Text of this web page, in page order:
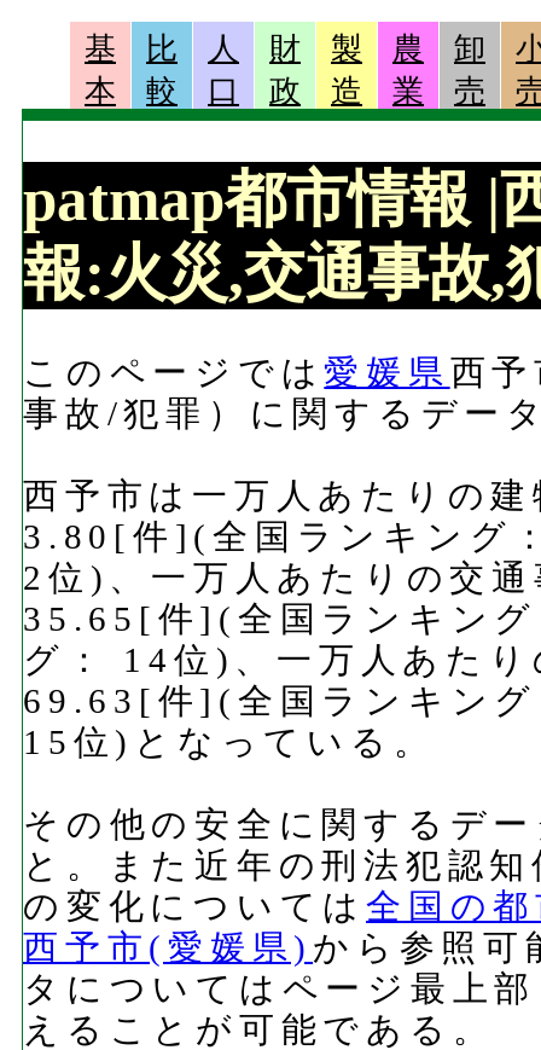
基
本
比
較
人
口
財
政
製
造
農
業
卸
売
patmap都市情報 |
報:火災,交通事故,
このページでは 愛媛県 西
事故/犯罪）に関するデー
西予市は一万人あたりの
3.80[件](全国ランキング
2位)、一万人あたりの交
35.65[件](全国ランキン
グ： 14位)、一万人あた
69.63[件](全国ランキン
15位)となっている。
その他の安全に関するデ
と。また近年の刑法犯認
の変化については全国の
西予市(愛媛県) から参照可
タについてはページ最上
えることが可能である。